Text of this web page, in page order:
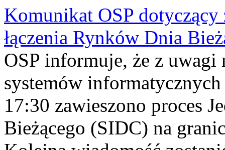
Komunikat OSP dotyczący
łączenia Rynków Dnia
OSP informuje, że z uwagi
systemów
17:30 zawieszono proces
Bieżącego (SIDC) na